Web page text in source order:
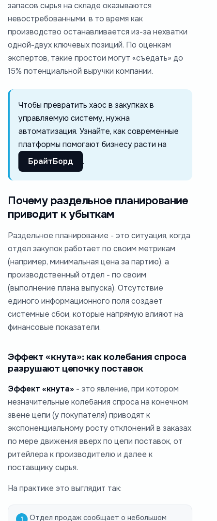
запасов сырья на складе оказываются
невостребованными, в то время как
производство останавливается из-за нехватки
одной-двух ключевых позиций. По оценкам
экспертов, такие простои могут «съедать» до
15% потенциальной выручки компании.
Чтобы превратить хаос в закупках в
управляемую систему, нужна
автоматизация. Узнайте, как современные
платформы помогают бизнесу расти на
БрайтБорд
.
Почему раздельное планирование
приводит к убыткам
Раздельное планирование - это ситуация, когда
отдел закупок работает по своим метрикам
(например, минимальная цена за партию), а
производственный отдел - по своим
(выполнение плана выпуска). Отсутствие
единого информационного поля создает
системные сбои, которые напрямую влияют на
финансовые показатели.
Эффект «кнута»: как колебания спроса
разрушают цепочку поставок
Эффект «кнута» - это явление, при котором
незначительные колебания спроса на конечном
звене цепи (у покупателя) приводят к
экспоненциальному росту отклонений в заказах
по мере движения вверх по цепи поставок, от
ритейлера к производителю и далее к
поставщику сырья.
На практике это выглядит так:
Отдел продаж сообщает о небольшом